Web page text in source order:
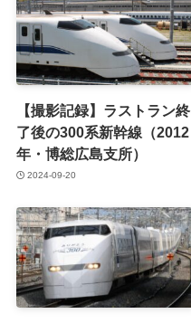
【撮影記録】ラストラン終
了後の300系新幹線（2012
年・博総広島支所）
2024-09-20